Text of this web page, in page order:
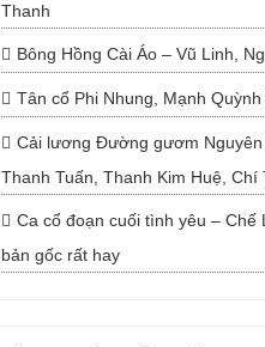
Thanh
Bông Hồng Cài Áo – Vũ Linh,
Tân cổ Phi Nhung, Mạnh
Cải lương Đường gươm Nguyên
Thanh Tuấn, Thanh Kim Huệ, Chí
Ca cổ đoạn cuối tình yêu – Chế
bản gốc rất hay